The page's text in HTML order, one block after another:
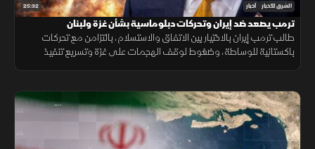
25:32 الشرق للأخبار أخبار
ترمب يصعد ضد إيران وتحركات دبلوماسية بشأن غزة ولبنان
طالب ترمب إيران بالاختيار بين الاتفاق والاستسلام، بالتزامن مع تحركات
باكستانية للوساطة، وضغوط لوقف الهجمات على غزة وتسريع تنفيذ